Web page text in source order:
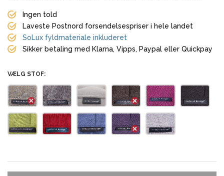
Ingen told
Laveste Postnord forsendelsespriser i hele landet
SoLux fyldmateriale inkluderet
Sikker betaling med Klarna, Vipps, Paypal eller Quickpay
VÆLG STOF: